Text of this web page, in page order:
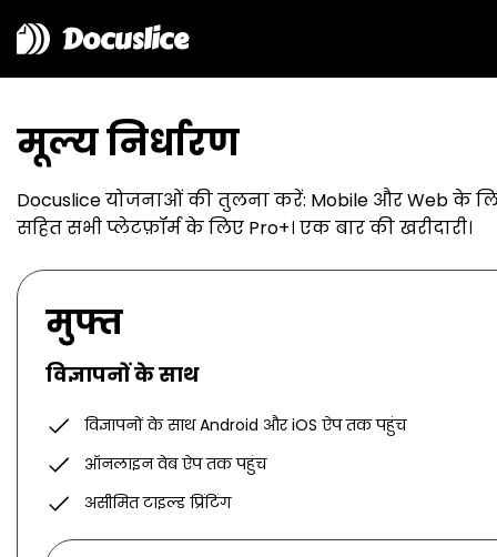
Docuslice
मूल्य निर्धारण
Docuslice योजनाओं की तुलना करें: Mobile और Web के
सहित सभी प्लेटफ़ॉर्म के लिए Pro+। एक बार की खरीदारी।
मुफ्त
विज्ञापनों के साथ
विज्ञापनों के साथ Android और iOS ऐप तक पहुंच
ऑनलाइन वेब ऐप तक पहुंच
असीमित टाइल्ड प्रिंटिंग